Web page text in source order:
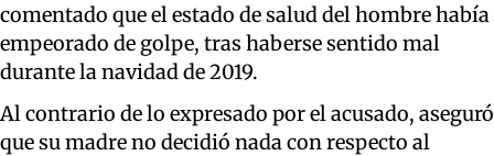
comentado que el estado de salud del hombre había
empeorado de golpe, tras haberse sentido mal
durante la navidad de 2019.
Al contrario de lo expresado por el acusado, aseguró
que su madre no decidió nada con respecto al